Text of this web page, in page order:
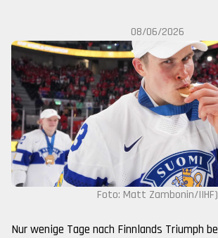
08/06/2026
Foto: Matt Zambonin/IIHF)
Nur wenige Tage nach Finnlands Triumph